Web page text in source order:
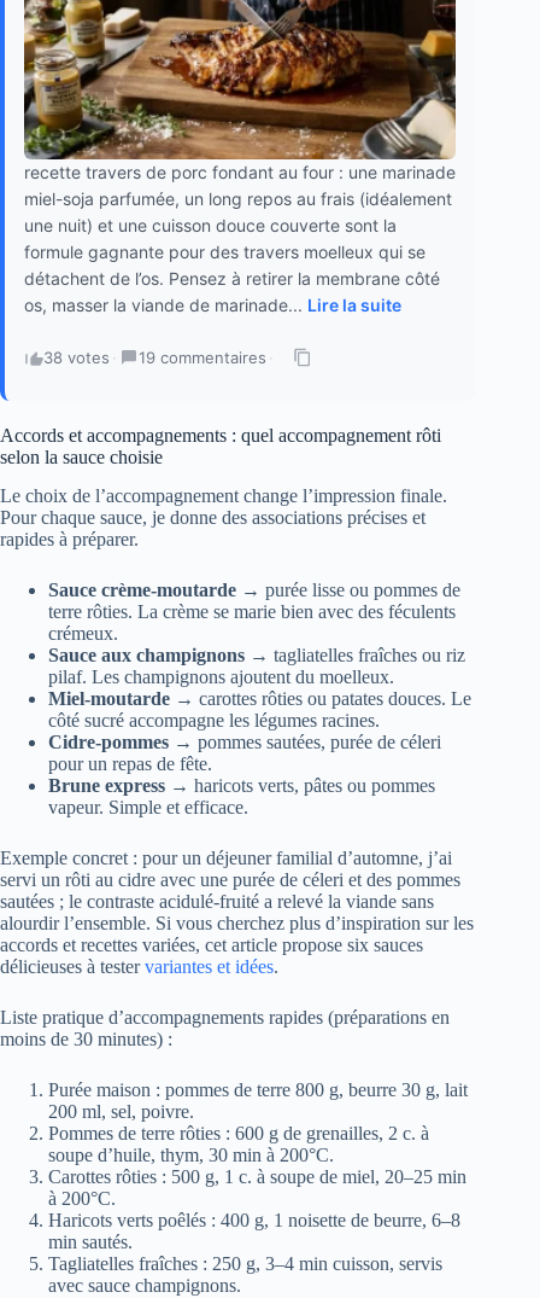
recette travers de porc fondant au four : une marinade
miel-soja parfumée, un long repos au frais (idéalement
une nuit) et une cuisson douce couverte sont la
formule gagnante pour des travers moelleux qui se
détachent de l’os. Pensez à retirer la membrane côté
os, masser la viande de marinade... Lire la suite
38 votes · 19 commentaires ·
Accords et accompagnements : quel accompagnement rôti
selon la sauce choisie
Le choix de l’accompagnement change l’impression finale.
Pour chaque sauce, je donne des associations précises et
rapides à préparer.
Sauce crème-moutarde → purée lisse ou pommes de
terre rôties. La crème se marie bien avec des féculents
crémeux.
Sauce aux champignons → tagliatelles fraîches ou riz
pilaf. Les champignons ajoutent du moelleux.
Miel-moutarde → carottes rôties ou patates douces. Le
côté sucré accompagne les légumes racines.
Cidre-pommes → pommes sautées, purée de céleri
pour un repas de fête.
Brune express → haricots verts, pâtes ou pommes
vapeur. Simple et efficace.
Exemple concret : pour un déjeuner familial d’automne, j’ai
servi un rôti au cidre avec une purée de céleri et des pommes
sautées ; le contraste acidulé-fruité a relevé la viande sans
alourdir l’ensemble. Si vous cherchez plus d’inspiration sur les
accords et recettes variées, cet article propose six sauces
délicieuses à testervariantes et idées.
Liste pratique d’accompagnements rapides (préparations en
moins de 30 minutes) :
Purée maison : pommes de terre 800 g, beurre 30 g, lait
200 ml, sel, poivre.
Pommes de terre rôties : 600 g de grenailles, 2 c. à
soupe d’huile, thym, 30 min à 200°C.
Carottes rôties : 500 g, 1 c. à soupe de miel, 20–25 min
à 200°C.
Haricots verts poêlés : 400 g, 1 noisette de beurre, 6–8
min sautés.
Tagliatelles fraîches : 250 g, 3–4 min cuisson, servis
avec sauce champignons.